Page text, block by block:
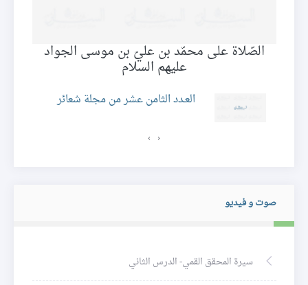
الصّلاة على محمّد بن عليّ بن موسى الجواد
عليهم السلام
العـدد الثامن عشر من مجلة شعائر
‹
›
صوت و فيديو
سيرة المحقق القمي- الدرس الثاني